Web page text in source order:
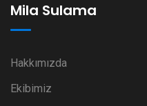
Mila Sulama
Hakkımızda
Ekibimiz